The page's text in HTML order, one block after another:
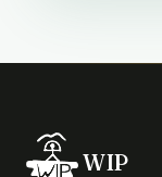
WIP